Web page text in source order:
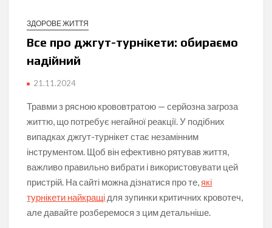
ЗДОРОВЕ ЖИТТЯ
Все про джгут-турнікети: обираємо
надійний
21.11.2024
Травми з рясною крововтратою — серйозна загроза
життю, що потребує негайної реакції. У подібних
випадках джгут-турнікет стає незамінним
інструментом. Щоб він ефективно рятував життя,
важливо правильно вибрати і використовувати цей
пристрій. На сайті можна дізнатися про те,які
турнікети найкращі для зупинки критичних кровотеч,
але давайте розберемося з цим детальніше.